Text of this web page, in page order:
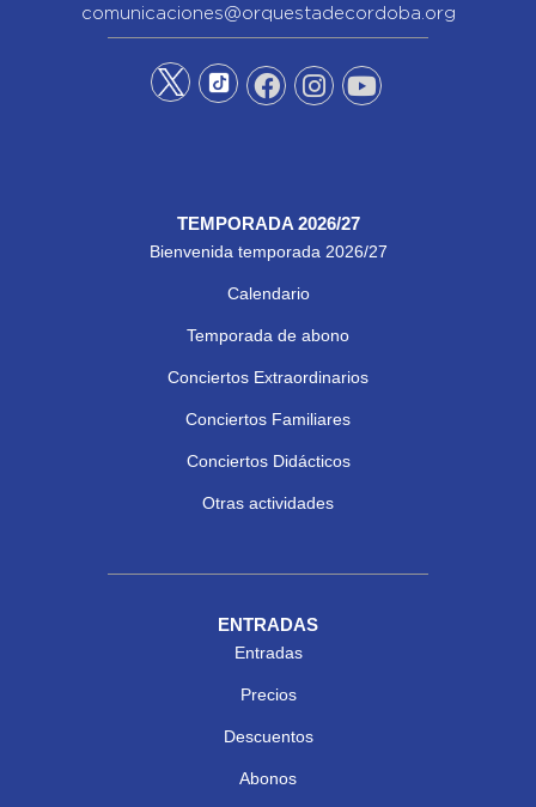
comunicaciones@orquestadecordoba.org
TEMPORADA 2026/27
Bienvenida temporada 2026/27
Calendario
Temporada de abono
Conciertos Extraordinarios
Conciertos Familiares
Conciertos Didácticos
Otras actividades
ENTRADAS
Entradas
Precios
Descuentos
Abonos